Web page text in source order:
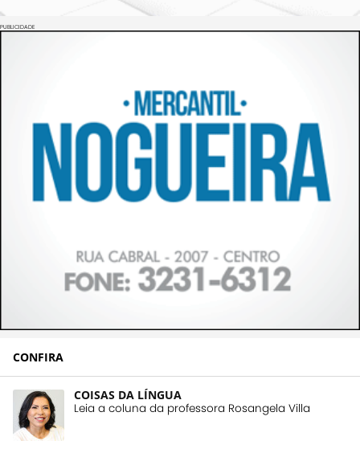
PUBLICIDADE
CONFIRA
COISAS DA LÍNGUA
Leia a coluna da professora Rosangela Villa